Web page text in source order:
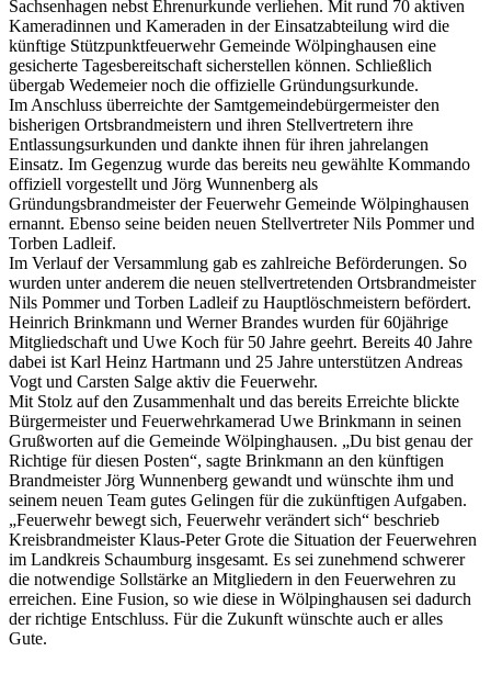
Sachsenhagen nebst Ehrenurkunde verliehen. Mit rund 70 aktiven
Kameradinnen und Kameraden in der Einsatzabteilung wird die
künftige Stützpunktfeuerwehr Gemeinde Wölpinghausen eine
gesicherte Tagesbereitschaft sicherstellen können. Schließlich
übergab Wedemeier noch die offizielle Gründungsurkunde.
Im Anschluss überreichte der Samtgemeindebürgermeister den
bisherigen Ortsbrandmeistern und ihren Stellvertretern ihre
Entlassungsurkunden und dankte ihnen für ihren jahrelangen
Einsatz. Im Gegenzug wurde das bereits neu gewählte Kommando
offiziell vorgestellt und Jörg Wunnenberg als
Gründungsbrandmeister der Feuerwehr Gemeinde Wölpinghausen
ernannt. Ebenso seine beiden neuen Stellvertreter Nils Pommer und
Torben Ladleif.
Im Verlauf der Versammlung gab es zahlreiche Beförderungen. So
wurden unter anderem die neuen stellvertretenden Ortsbrandmeister
Nils Pommer und Torben Ladleif zu Hauptlöschmeistern befördert.
Heinrich Brinkmann und Werner Brandes wurden für 60jährige
Mitgliedschaft und Uwe Koch für 50 Jahre geehrt. Bereits 40 Jahre
dabei ist Karl Heinz Hartmann und 25 Jahre unterstützen Andreas
Vogt und Carsten Salge aktiv die Feuerwehr.
Mit Stolz auf den Zusammenhalt und das bereits Erreichte blickte
Bürgermeister und Feuerwehrkamerad Uwe Brinkmann in seinen
Grußworten auf die Gemeinde Wölpinghausen. „Du bist genau der
Richtige für diesen Posten“, sagte Brinkmann an den künftigen
Brandmeister Jörg Wunnenberg gewandt und wünschte ihm und
seinem neuen Team gutes Gelingen für die zukünftigen Aufgaben.
„Feuerwehr bewegt sich, Feuerwehr verändert sich“ beschrieb
Kreisbrandmeister Klaus-Peter Grote die Situation der Feuerwehren
im Landkreis Schaumburg insgesamt. Es sei zunehmend schwerer
die notwendige Sollstärke an Mitgliedern in den Feuerwehren zu
erreichen. Eine Fusion, so wie diese in Wölpinghausen sei dadurch
der richtige Entschluss. Für die Zukunft wünschte auch er alles
Gute.